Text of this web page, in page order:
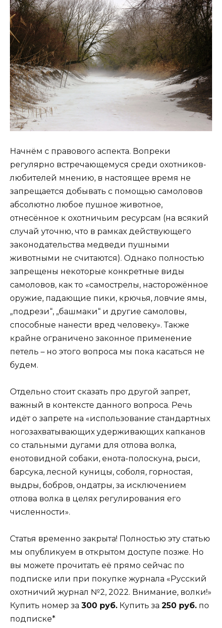
Начнём с правового аспекта. Вопреки
регулярно встречающемуся среди охотников-
любителей мнению, в настоящее время не
запрещается добывать с помощью самоловов
абсолютно любое пушное животное,
отнесённое к охотничьим ресурсам (на всякий
случай уточню, что в рамках действующего
законодательства медведи пушными
животными не считаются). Однако полностью
запрещены некоторые конкретные виды
самоловов, как то «самострелы, насторожённое
оружие, падающие пики, крючья, ловчие ямы,
„подрези“, „башмаки“ и другие самоловы,
способные нанести вред человеку». Также
крайне ограничено законное применение
петель – но этого вопроса мы пока касаться не
будем.
Отдельно стоит сказать про другой запрет,
важный в контексте данного вопроса. Речь
идёт о запрете на «использование стандартных
ногозахватывающих удерживающих капканов
со стальными дугами для отлова волка,
енотовидной собаки, енота-полоскуна, рыси,
барсука, лесной куницы, соболя, горностая,
выдры, бобров, ондатры, за исключением
отлова волка в целях регулирования его
численности».
Статья временно закрыта! Полностью эту статью
мы опубликуем в открытом доступе позже. Но
вы можете прочитать её прямо сейчас по
подписке или при покупке журнала «Русский
охотничий журнал №2, 2022. Внимание, волки!»
Купить номер за 300 руб. Купить за 250 руб. по
подписке*